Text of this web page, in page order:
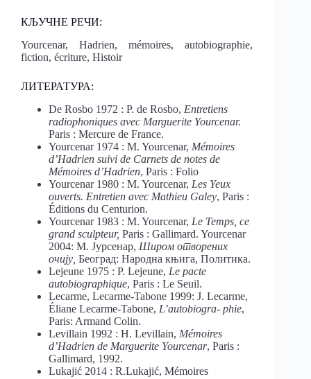
КЉУЧНЕ РЕЧИ:
Yourcenar, Hadrien, mémoires, autobiographie,
fiction, écriture, Histoir
ЛИТЕРАТУРА:
De Rosbo 1972 : P. de Rosbo, Entretiens
radiophoniques avec Marguerite Yourcenar.
Paris : Mercure de France.
Yourcenar 1974 : M. Yourcenar, Mémoires
d’Hadrien suivi de Carnets de notes de
Mémoires d’Hadrien, Paris : Folio
Yourcenar 1980 : M. Yourcenar, Les Yeux
ouverts. Entretien avec Mathieu Galey, Paris :
Éditions du Centurion.
Yourcenar 1983 : M. Yourcenar, Le Temps, ce
grand sculpteur, Paris : Gallimard. Yourcenar
2004: М. Јурсенар, Широм отворених
очију, Београд: Народна књига, Политика.
Lejeune 1975 : P. Lejeune, Le pacte
autobiographique, Paris : Le Seuil.
Lecarme, Lecarme-Tabone 1999: J. Lecarme,
Éliane Lecarme-Tabone, L’autobiogra- phie,
Paris: Armand Colin.
Levillain 1992 : H. Levillain, Mémoires
d’Hadrien de Marguerite Yourcenar, Paris :
Gallimard, 1992.
Lukajić 2014 : R.Lukajić, Mémoires